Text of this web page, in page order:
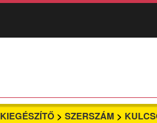
KIEGÉSZÍTŐ > SZERSZÁM >